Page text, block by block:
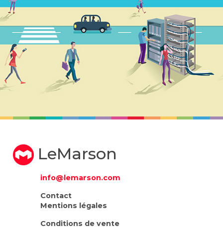
LeMarson
info@lemarson.com
Contact
Mentions légales
Conditions de vente